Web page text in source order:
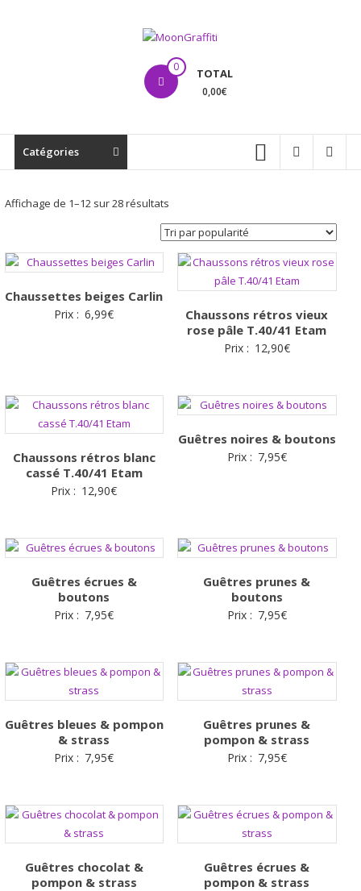
MoonGraffiti 0 TOTAL
0,00€
Catégories
Affichage de 1–12 sur 28 résultatsTrié
par
popularité
Chaussettes beiges Carlin
Prix : 6,99€
Chaussons rétros vieux
rose pâle T.40/41 Etam
Prix : 12,90€
Chaussons rétros blanc
cassé T.40/41 Etam
Prix : 12,90€
Guêtres noires & boutons
Prix : 7,95€
Guêtres écrues &
boutons
Prix : 7,95€
Guêtres prunes &
boutons
Prix : 7,95€
Guêtres bleues & pompon
& strass
Prix : 7,95€
Guêtres prunes &
pompon & strass
Prix : 7,95€
Guêtres chocolat &
pompon & strass
Guêtres écrues &
pompon & strass